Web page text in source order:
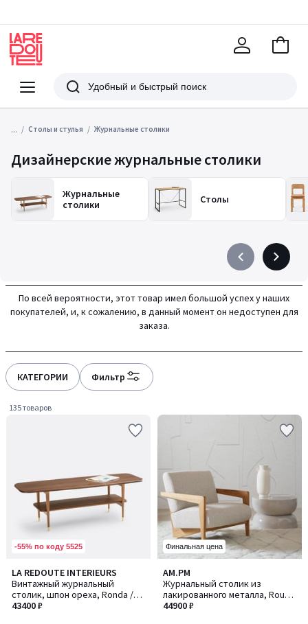
Меню
Redoute
Поиск
В
... Столы и стулья Журнальные столики
Дизайнерские журнальные столики
Журнальные
столики
Столы
Précédent
à
gauche
Suivant
à
droite
По всей вероятности, этот товар имел большой успех у наших
покупателей, и, к сожалению, в данный момент он недоступен для
заказа.
КАТЕГОРИИ Фильтр
135 товаров
-55% по коду 5525
LA REDOUTE INTERIEURS
Винтажный журнальный
столик, шпон ореха, Ronda /
Ронда
43400 ₽
4,5
/ 5
Финальная цена
AM.PM
Журнальный столик из
лакированного металла, Rouva
/ Рува
44900 ₽
4,8
/ 5